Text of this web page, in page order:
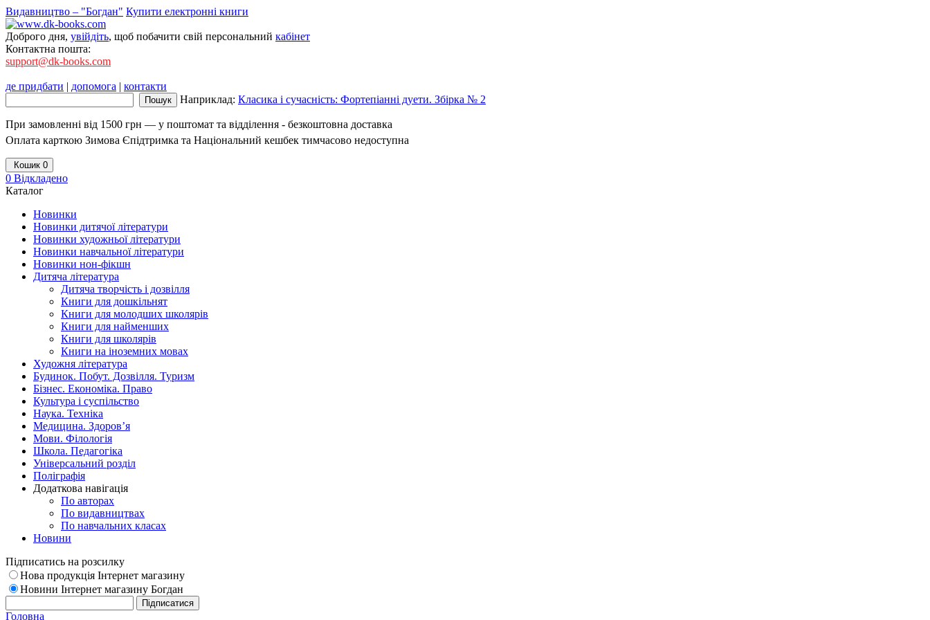
Видавництво – "Богдан" Купити електронні книги
Доброго дня, увійдіть, щоб побачити свій персональний кабінет
Контактна пошта:
support@dk-books.com
де придбати | допомога | контакти
Наприклад: Класика і сучасність: Фортепіанні дуети. Збірка № 2
При замовленні від 1500 грн — у поштомат та відділення - безкоштовна доставка
Оплата карткою Зимова Єпідтримка та Національний кешбек тимчасово недоступна
Кошик 0
0 Відкладено
Каталог
Новинки
Новинки дитячої літератури
Новинки художньої літератури
Новинки навчальної літератури
Новинки нон-фікшн
Дитяча література
Дитяча творчість і дозвілля
Книги для дошкільнят
Книги для молодших школярів
Книги для найменших
Книги для школярів
Книги на іноземних мовах
Художня література
Будинок. Побут. Дозвілля. Туризм
Бізнес. Економіка. Право
Культура і суспільство
Наука. Техніка
Медицина. Здоров’я
Мови. Філологія
Школа. Педагогіка
Універсальний розділ
Поліграфія
Додаткова навігація
По авторах
По видавництвах
По навчальних класах
Новини
Підписатись на розсилку
Нова продукція Інтернет магазину
Новини Інтернет магазину Богдан
Головна